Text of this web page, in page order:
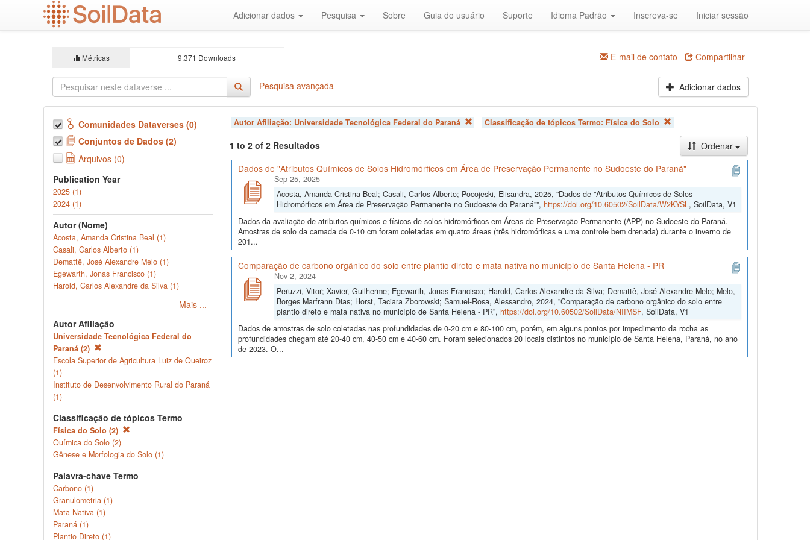
Adicionar dados Pesquisa Sobre Guia do usuário Suporte Idioma Padrão Inscreva-se Iniciar sessão
Métricas 9,371 Downloads E-mail de contato Compartilhar
Pesquisa avançada Adicionar dados
Comunidades Dataverses (0)
Conjuntos de Dados (2)
Arquivos (0)
Publication Year
2025 (1)
2024 (1)
Autor (Nome)
Acosta, Amanda Cristina Beal (1)
Casali, Carlos Alberto (1)
Demattê, José Alexandre Melo (1)
Egewarth, Jonas Francisco (1)
Harold, Carlos Alexandre da Silva (1)
Mais ...
Autor Afiliação
Universidade Tecnológica Federal do
Paraná (2)
Escola Superior de Agricultura Luiz de Queiroz
(1)
Instituto de Desenvolvimento Rural do Paraná
(1)
Classificação de tópicos Termo
Física do Solo (2)
Química do Solo (2)
Gênese e Morfologia do Solo (1)
Palavra-chave Termo
Carbono (1)
Granulometria (1)
Mata Nativa (1)
Paraná (1)
Plantio Direto (1)
Autor Afiliação: Universidade Tecnológica Federal do Paraná Classificação de tópicos Termo: Física do Solo
1 to 2 of 2 Resultados
Ordenar
Dados de "Atributos Químicos de Solos Hidromórficos em Área de Preservação Permanente no Sudoeste do Paraná"
Sep 25, 2025
Acosta, Amanda Cristina Beal; Casali, Carlos Alberto; Pocojeski, Elisandra, 2025, "Dados de "Atributos Químicos de Solos
Hidromórficos em Área de Preservação Permanente no Sudoeste do Paraná"", https://doi.org/10.60502/SoilData/W2KYSL, SoilData, V1
Dados da avaliação de atributos químicos e físicos de solos hidromórficos em Áreas de Preservação Permanente (APP) no Sudoeste do Paraná.
Amostras de solo da camada de 0-10 cm foram coletadas em quatro áreas (três hidromórficas e uma controle bem drenada) durante o inverno de
201...
Comparação de carbono orgânico do solo entre plantio direto e mata nativa no município de Santa Helena - PR
Nov 2, 2024
Peruzzi, Vitor; Xavier, Guilherme; Egewarth, Jonas Francisco; Harold, Carlos Alexandre da Silva; Demattê, José Alexandre Melo; Melo,
Borges Marfrann Dias; Horst, Taciara Zborowski; Samuel-Rosa, Alessandro, 2024, "Comparação de carbono orgânico do solo entre
plantio direto e mata nativa no município de Santa Helena - PR", https://doi.org/10.60502/SoilData/NIIMSF, SoilData, V1
Dados de amostras de solo coletadas nas profundidades de 0-20 cm e 80-100 cm, porém, em alguns pontos por impedimento da rocha as
profundidades chegam até 20-40 cm, 40-50 cm e 40-60 cm. Foram selecionados 20 locais distintos no município de Santa Helena, Paraná, no ano
de 2023. O...